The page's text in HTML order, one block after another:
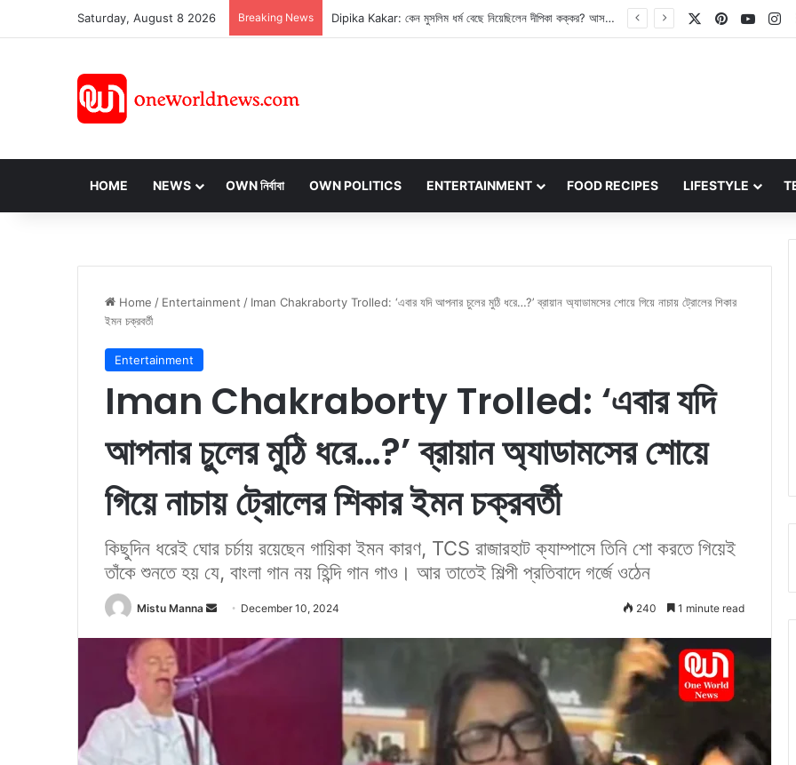
Saturday, August 8 2026 Breaking News Bigg Boss Bangla: ৩০শে আগস্ট থেকে সম্প্রচার শুরু হতে চলেছে বিগ বস বাংলার! কারা হচ্ছেন প্রতিযোগী? জেনে নিন Pinterest
HOME NEWS OWN নির্বাবা OWN POLITICS ENTERTAINMENT FOOD RECIPES LIFESTYLE
Home / Entertainment / Iman Chakraborty Trolled: ‘এবার যদি আপনার চুলের মুঠি ধরে…?’ ব্রায়ান অ্যাডামসের শোয়ে গিয়ে নাচায় ট্রোলের শিকার
ইমন চক্রবর্তী
Entertainment
Iman Chakraborty Trolled: ‘এবার যদি
আপনার চুলের মুঠি ধরে…?’ ব্রায়ান অ্যাডামসের শোয়ে
গিয়ে নাচায় ট্রোলের শিকার ইমন চক্রবর্তী
কিছুদিন ধরেই ঘোর চর্চায় রয়েছেন গায়িকা ইমন কারণ, TCS রাজারহাট ক্যাম্পাসে তিনি শো করতে গিয়েই
তাঁকে শুনতে হয় যে, বাংলা গান নয় হিন্দি গান গাও। আর তাতেই শিল্পী প্রতিবাদে গর্জে ওঠেন
Mistu Manna
d
m
December 10, 2024 240 1 minute read